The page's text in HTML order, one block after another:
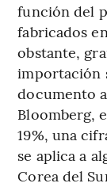
función del
fabricados
obstante,
importación
documento
Bloomberg,
19%, una
se aplica a
Corea del